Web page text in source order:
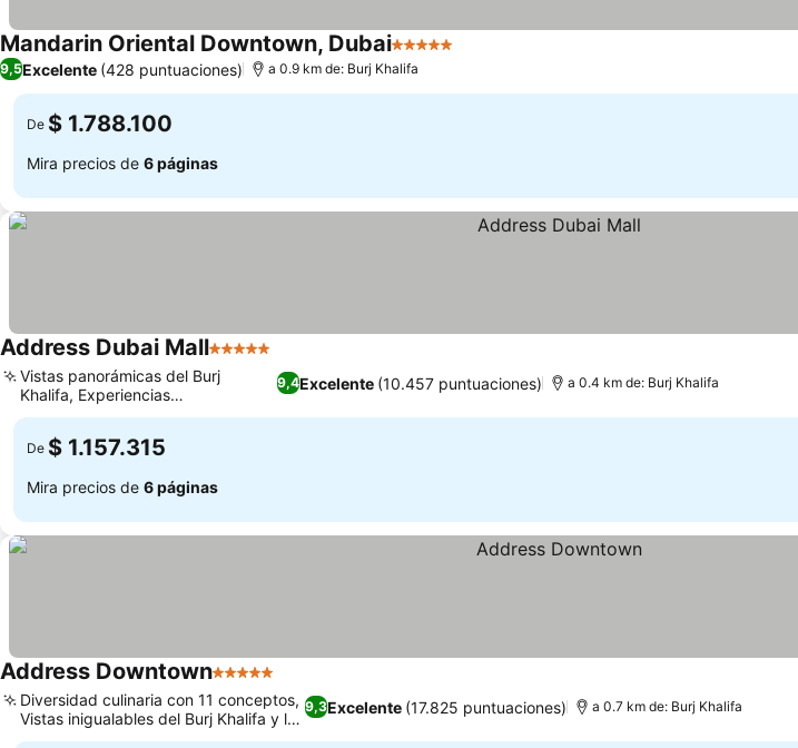
Mandarin Oriental Downtown, Dubai5 Estrellas
9,5Excelente (428 puntuaciones) a 0.9 km de: Burj Khalifa
De $ 1.788.100
Mira precios de 6 páginas
Address Dubai Mall5 Estrellas
9,4Excelente (10.457 puntuaciones)
Vistas panorámicas del Burj
Khalifa, Experiencias
gastronómicas gourmet
a 0.4 km de: Burj Khalifa
De $ 1.157.315
Mira precios de 6 páginas
Address Downtown5 Estrellas
9,3Excelente (17.825 puntuaciones)
Diversidad culinaria con 11 conceptos,
Vistas inigualables del Burj Khalifa y la
Fuente
a 0.7 km de: Burj Khalifa